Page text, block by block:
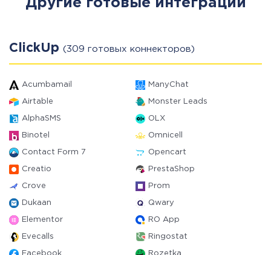
Другие готовые интеграции
ClickUp (309 готовых коннекторов)
Acumbamail ManyChat
Airtable Monster Leads
AlphaSMS OLX
Binotel Omnicell
Contact Form 7 Opencart
Creatio PrestaShop
Crove Prom
Dukaan Qwary
Elementor RO App
Evecalls Ringostat
Facebook Rozetka